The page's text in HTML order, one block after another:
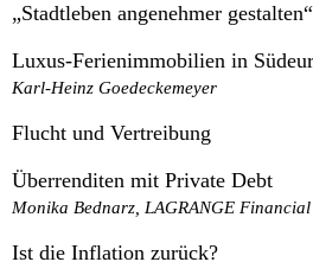
„Stadtleben angenehmer gestalten“
Luxus-Ferienimmobilien in
Karl-Heinz Goedeckemeyer
Flucht und Vertreibung
Überrenditen mit Private Debt
Monika Bednarz, LAGRANGE
Ist die Inflation zurück?